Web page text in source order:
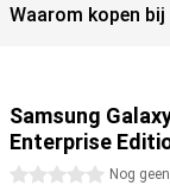
Waarom kopen bij
Samsung
Enterprise
0 sterren
Nog